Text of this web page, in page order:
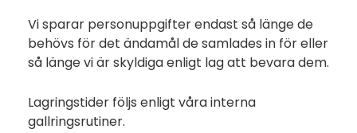
Vi sparar personuppgifter endast så länge de
behövs för det ändamål de samlades in för eller
så länge vi är skyldiga enligt lag att bevara dem.
Lagringstider följs enligt våra interna
gallringsrutiner.